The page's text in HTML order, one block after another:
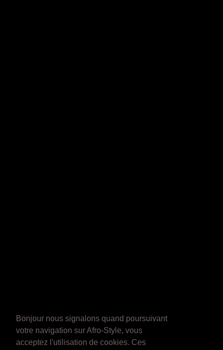
Bonjour nous signalons quand poursuivant
votre navigation sur Afro-Style, vous
acceptez l'utilisation de cookies. Ces